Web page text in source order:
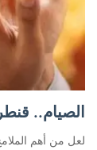
الصيام..
لعل من أهم